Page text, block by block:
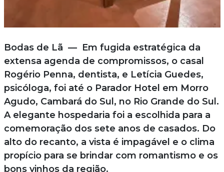
Bodas de Lã — Em fugida estratégica da
extensa agenda de compromissos, o casal
Rogério Penna, dentista, e Letícia Guedes,
psicóloga, foi até o Parador Hotel em Morro
Agudo, Cambará do Sul, no Rio Grande do Sul.
A elegante hospedaria foi a escolhida para a
comemoração dos sete anos de casados. Do
alto do recanto, a vista é impagável e o clima
propício para se brindar com romantismo e os
bons vinhos da região.